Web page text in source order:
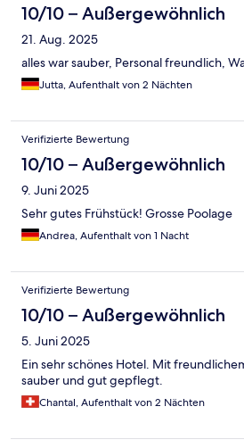
10/10 – Außergewöhnlich
21. Aug. 2025
alles war sauber, Personal freundlich,
Jutta, Aufenthalt von 2 Nächten
Verifizierte Bewertung
10/10 – Außergewöhnlich
9. Juni 2025
Sehr gutes Frühstück! Grosse Poolage
Andrea, Aufenthalt von 1 Nacht
Verifizierte Bewertung
10/10 – Außergewöhnlich
5. Juni 2025
Ein sehr schönes Hotel. Mit
sauber und gut gepflegt.
Chantal, Aufenthalt von 2 Nächten